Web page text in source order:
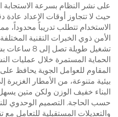
على نشر النظام بسرعة الاستجابة
حيث لا تتجاوز أوقات الإعداد
الاستخدام تتطلب تدريباً محدوداً،
الأمن ذوي الخبرات التقنية
تشغيل طويلة
الحماية المستمرة خلال عمليات
المقاوم للعوامل الجوية يحافظ
بيئية متنوعة، من الأمطار
البناء خفيف الوزن ولكن متين
حسب الحاجة. التصميم الوحدوي
والتعديلات المستقبلية للتعامل مع